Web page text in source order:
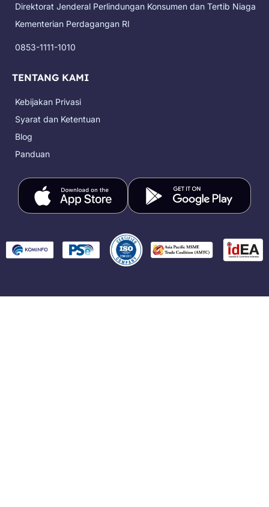
o
k
r
a
e
t
Direktorat Jenderal Perlindungan Konsumen dan Tertib Niaga
Kementerian Perdagangan RI
0853-1111-1010
TENTANG KAMI
Kebijakan Privasi
Syarat dan Ketentuan
Blog
Panduan